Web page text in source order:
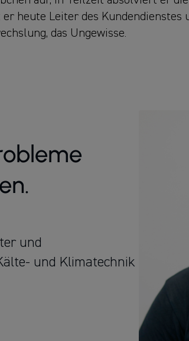
heute Leiter des Kundendienstes
das Ungewisse.
und
und Klimatechnik